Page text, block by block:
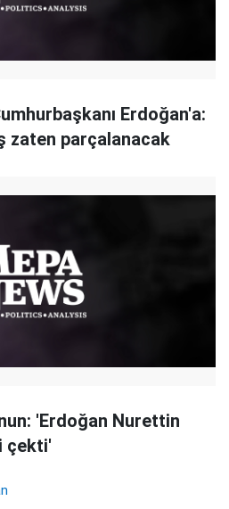
Erdoğan'a:
zaten parçalanacak
'Erdoğan Nurettin
çekti'